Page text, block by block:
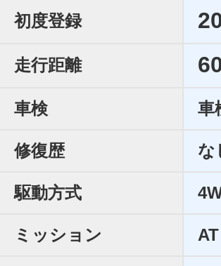
初度登録
走行距離
車検 車
修復歴 な
駆動方式
ミッション AT